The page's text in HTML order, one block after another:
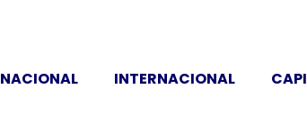
NACIONAL INTERNACIONAL